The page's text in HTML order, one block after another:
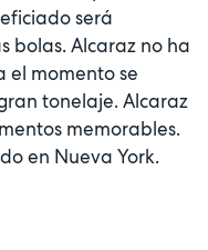
será
bolas. Alcaraz no ha
el momento se
tonelaje. Alcaraz
memorables.
en Nueva York.